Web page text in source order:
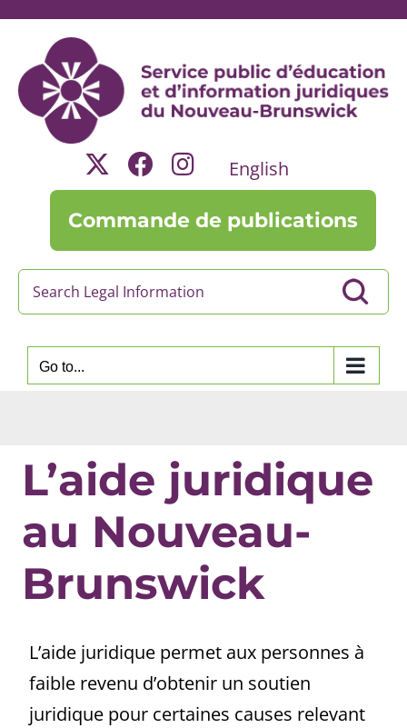
Skip
content
English
Commande de publications
Go to...
L’aide juridique
au Nouveau-
Brunswick
L’aide juridique permet aux personnes à
faible revenu d’obtenir un soutien
juridique pour certaines causes relevant